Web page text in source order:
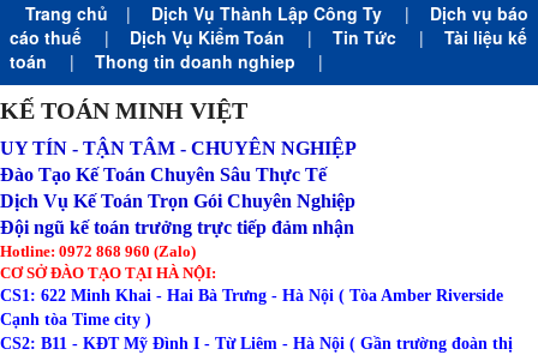
Trang chủ | Dịch Vụ Thành Lập Công Ty |
Dịch vụ báo
cáo thuế
| Dịch Vụ Kiểm Toán | Tin Tức |
Tài liệu kế
toán
| Thong tin doanh nghiep |
KẾ TOÁN MINH VIỆT
UY TÍN - TẬN TÂM - CHUYÊN NGHIỆP
Đào Tạo Kế Toán Chuyên Sâu Thực Tế
Dịch Vụ Kế Toán Trọn Gói Chuyên Nghiệp
Đội ngũ kế toán trưởng trực tiếp đảm nhận
Hotline: 0972 868 960 (Zalo)
CƠ SỞ ĐÀO TẠO TẠI HÀ NỘI:
CS1: 622 Minh Khai - Hai Bà Trưng - Hà Nội ( Tòa Amber Riverside
Cạnh tòa Time city )
CS2: B11 - KĐT Mỹ Đình I - Từ Liêm - Hà Nội ( Gần trường đoàn thị